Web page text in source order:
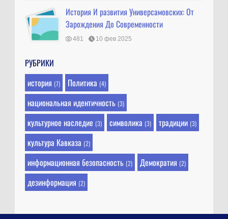
История И развития Универсамовских: От
Зарождения До Современности
481 10 фев 2025
РУБРИКИ
история (7) Политика (4)
национальная идентичность (3)
культурное наследие (3) символика (3) традиции (3)
культура Кавказа (2)
информационная безопасность (2) Демократия (2)
дезинформация (2)